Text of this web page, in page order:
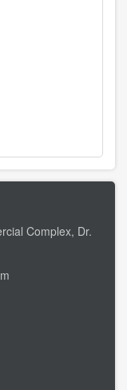
Complex, Dr.